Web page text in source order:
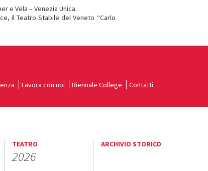
e Vela – Venezia Unica.
il Teatro Stabile del Veneto “Carlo
Lavora con noi Biennale College Contatti
TEATRO
2026
ARCHIVIO STORICO